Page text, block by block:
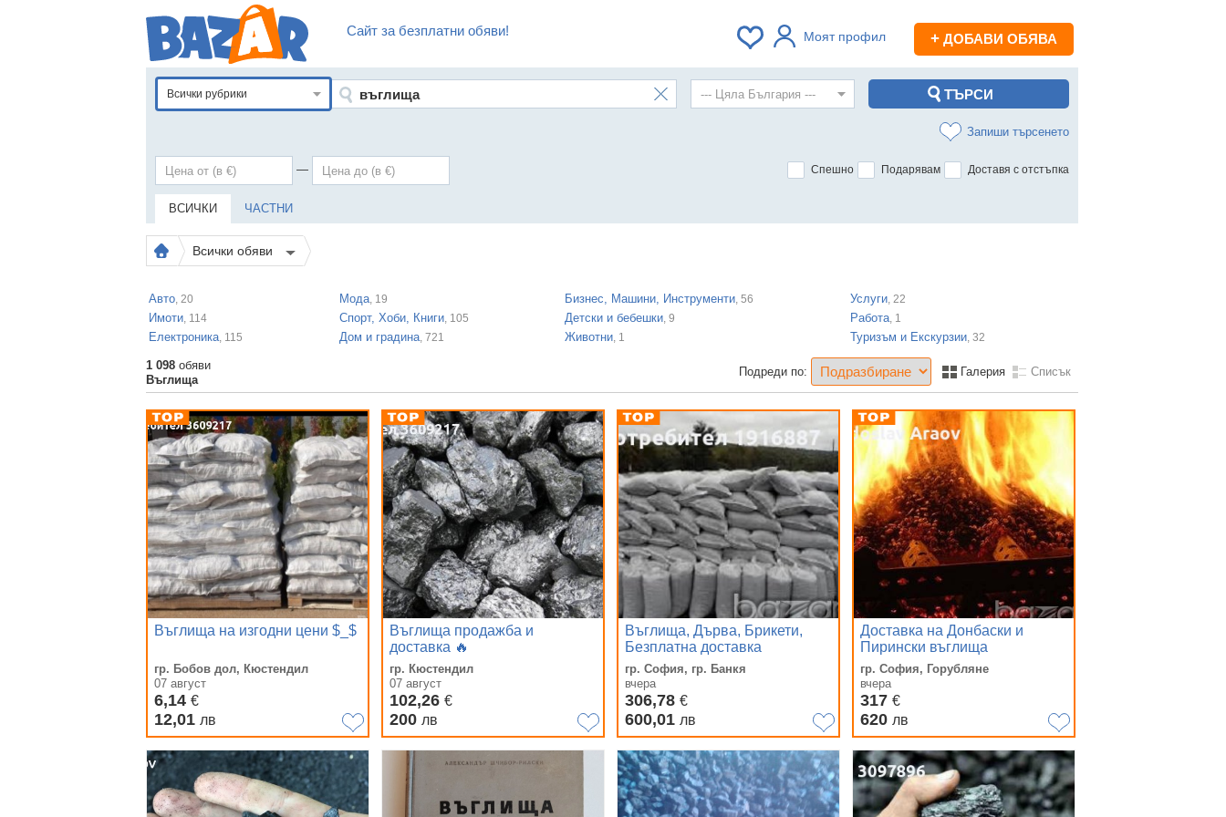
Сайт за безплатни обяви! Моят профил + ДОБАВИ ОБЯВА
Всички рубрики
Запиши търсенето
— Спешно Подарявам Доставя с отстъпка
ВСИЧКИ ЧАСТНИ
Всички обяви
Авто, 20
Имоти, 114
Електроника, 115
Мода, 19
Спорт, Хоби, Книги, 105
Дом и градина, 721
Бизнес, Машини, Инструменти, 56
Детски и бебешки, 9
Животни, 1
Услуги, 22
Работа, 1
Туризъм и Екскурзии, 32
1 098 обяви
Въглища
Подреди по: Галерия Списък
Въглища на изгодни цени $_$
гр. Бобов дол, Кюстендил
07 август
6,14 €
12,01 лв
Въглища продажба и
доставка 🔥
гр. Кюстендил
07 август
102,26 €
200 лв
Въглища, Дърва, Брикети,
Безплатна доставка
гр. София, гр. Банкя
вчера
306,78 €
600,01 лв
Доставка на Донбаски и
Пирински въглища
гр. София, Горубляне
вчера
317 €
620 лв